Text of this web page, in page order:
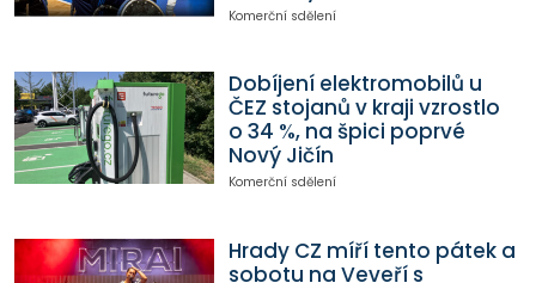
Komerční sdělení
Dobíjení elektromobilů u
ČEZ stojanů v kraji vzrostlo
o 34 %, na špici poprvé
Nový Jičín
Komerční sdělení
Hrady CZ míří tento pátek a
sobotu na Veveří s